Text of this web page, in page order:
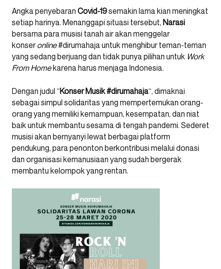
Angka penyebaran Covid-19semakin lama kian meningkat
setiap harinya. Menanggapi situasi tersebut, Narasi
bersama para musisi tanah air akan menggelar
konser online#dirumahaja untuk menghibur teman-teman
yang sedang berjuang dan tidak punya pilihan untuk Work
From Homekarena harus menjaga Indonesia.
Dengan judul “Konser Musik #dirumahaja“, dimaknai
sebagai simpul solidaritas yang mempertemukan orang-
orang yang memiliki kemampuan, kesempatan, dan niat
baik untuk membantu sesama di tengah pandemi. Sederet
musisi akan bernyanyi lewat berbagai platform
pendukung, para penonton berkontribusi melalui donasi
dan organisasi kemanusiaan yang sudah bergerak
membantu kelompok yang rentan.